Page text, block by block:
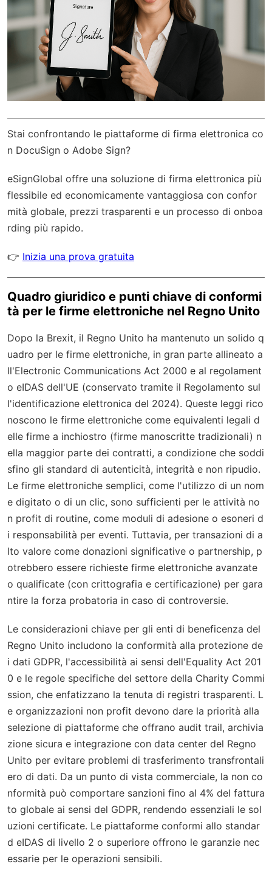
Stai confrontando le piattaforme di firma elettronica co
n DocuSign o Adobe Sign?
eSignGlobal offre una soluzione di firma elettronica più
flessibile ed economicamente vantaggiosa con confor
mità globale, prezzi trasparenti e un processo di onboa
rding più rapido.
👉 Inizia una prova gratuita
Quadro giuridico e punti chiave di conformi
tà per le firme elettroniche nel Regno Unito
Dopo la Brexit, il Regno Unito ha mantenuto un solido q
uadro per le firme elettroniche, in gran parte allineato a
ll'Electronic Communications Act 2000 e al regolament
o eIDAS dell'UE (conservato tramite il Regolamento sul
l'identificazione elettronica del 2024). Queste leggi rico
noscono le firme elettroniche come equivalenti legali d
elle firme a inchiostro (firme manoscritte tradizionali) n
ella maggior parte dei contratti, a condizione che soddi
sfino gli standard di autenticità, integrità e non ripudio.
Le firme elettroniche semplici, come l'utilizzo di un nom
e digitato o di un clic, sono sufficienti per le attività no
n profit di routine, come moduli di adesione o esoneri d
i responsabilità per eventi. Tuttavia, per transazioni di a
lto valore come donazioni significative o partnership, p
otrebbero essere richieste firme elettroniche avanzate
o qualificate (con crittografia e certificazione) per gara
ntire la forza probatoria in caso di controversie.
Le considerazioni chiave per gli enti di beneficenza del
Regno Unito includono la conformità alla protezione de
i dati GDPR, l'accessibilità ai sensi dell'Equality Act 201
0 e le regole specifiche del settore della Charity Commi
ssion, che enfatizzano la tenuta di registri trasparenti. L
e organizzazioni non profit devono dare la priorità alla
selezione di piattaforme che offrano audit trail, archivia
zione sicura e integrazione con data center del Regno
Unito per evitare problemi di trasferimento transfrontali
ero di dati. Da un punto di vista commerciale, la non co
nformità può comportare sanzioni fino al 4% del fattura
to globale ai sensi del GDPR, rendendo essenziali le sol
uzioni certificate. Le piattaforme conformi allo standar
d eIDAS di livello 2 o superiore offrono le garanzie nec
essarie per le operazioni sensibili.